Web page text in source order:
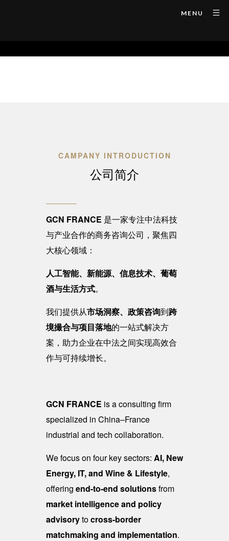
MENU
CAMPANY INTRODUCTION
公司简介
GCN FRANCE 是一家专注中法科技
与产业合作的商务咨询公司，聚焦四
大核心领域：
人工智能、新能源、信息技术、葡萄
酒与生活方式。
我们提供从市场洞察、政策咨询到跨
境撮合与项目落地的一站式解决方
案，助力企业在中法之间实现高效合
作与可持续增长。
GCN FRANCE is a consulting firm
specialized in China–France
industrial and tech collaboration.
We focus on four key sectors: AI, New
Energy, IT, and Wine & Lifestyle,
offering end-to-end solutionsfrom
market intelligence and policy
advisorytocross-border
matchmaking and implementation.